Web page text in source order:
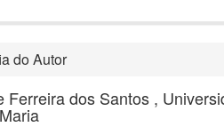
do Autor
Ferreira dos Santos ,